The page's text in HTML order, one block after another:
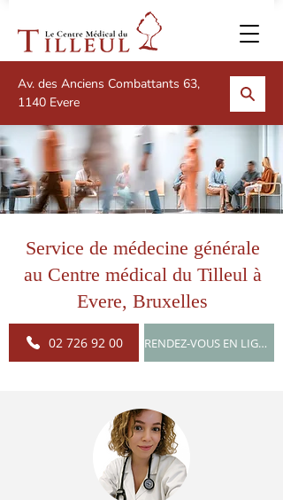
Av. des Anciens Combattants 63,
1140 Evere
Service de médecine générale
au Centre médical du Tilleul à
Evere, Bruxelles
02 726 92 00 RENDEZ-VOUS EN LIGNE